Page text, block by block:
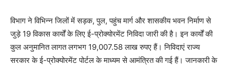
विभाग ने विभिन्न जिलों में सड़क, पुल, पहुंच मार्ग और शासकीय भवन निर्माण से
जुड़े 19 विकास कार्यों के लिए ई-प्रोक्योरमेंट निविदा जारी की है। इन कार्यों की
कुल अनुमानित लागत लगभग 19,007.58 लाख रुपए हैं। निविदाएं राज्य
सरकार के ई-प्रोक्योरमेंट पोर्टल के माध्यम से आमंत्रित की गई हैं। जानकारी के